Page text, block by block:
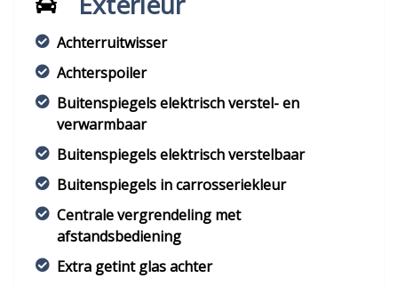
Achterruitwisser
Achterspoiler
Buitenspiegels elektrisch verstel- en
verwarmbaar
Buitenspiegels elektrisch verstelbaar
Buitenspiegels in carrosseriekleur
Centrale vergrendeling met
afstandsbediening
Extra getint glas achter